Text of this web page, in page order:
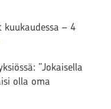
kuukaudessa – 4
”Jokaisella
olla oma